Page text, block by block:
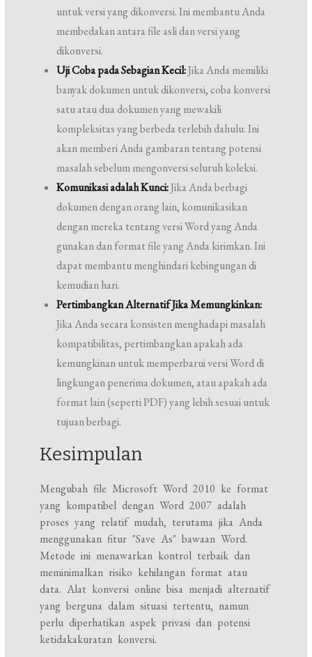
untuk versi yang dikonversi. Ini membantu Anda
membedakan antara file asli dan versi yang
dikonversi.
Uji Coba pada Sebagian Kecil:Jika Anda memiliki
banyak dokumen untuk dikonversi, coba konversi
satu atau dua dokumen yang mewakili
kompleksitas yang berbeda terlebih dahulu. Ini
akan memberi Anda gambaran tentang potensi
masalah sebelum mengonversi seluruh koleksi.
Komunikasi adalah Kunci:Jika Anda berbagi
dokumen dengan orang lain, komunikasikan
dengan mereka tentang versi Word yang Anda
gunakan dan format file yang Anda kirimkan. Ini
dapat membantu menghindari kebingungan di
kemudian hari.
Pertimbangkan Alternatif Jika Memungkinkan:
Jika Anda secara konsisten menghadapi masalah
kompatibilitas, pertimbangkan apakah ada
kemungkinan untuk memperbarui versi Word di
lingkungan penerima dokumen, atau apakah ada
format lain (seperti PDF) yang lebih sesuai untuk
tujuan berbagi.
Kesimpulan
Mengubah file Microsoft Word 2010 ke format
yang kompatibel dengan Word 2007 adalah
proses yang relatif mudah, terutama jika Anda
menggunakan fitur "Save As" bawaan Word.
Metode ini menawarkan kontrol terbaik dan
meminimalkan risiko kehilangan format atau
data. Alat konversi online bisa menjadi alternatif
yang berguna dalam situasi tertentu, namun
perlu diperhatikan aspek privasi dan potensi
ketidakakuratan konversi.